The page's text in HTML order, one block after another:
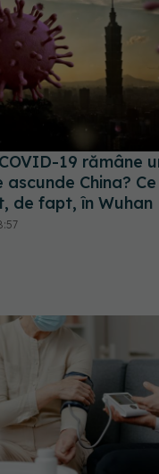
19 rămâne
ascunde China?
de fapt, în Wuhan